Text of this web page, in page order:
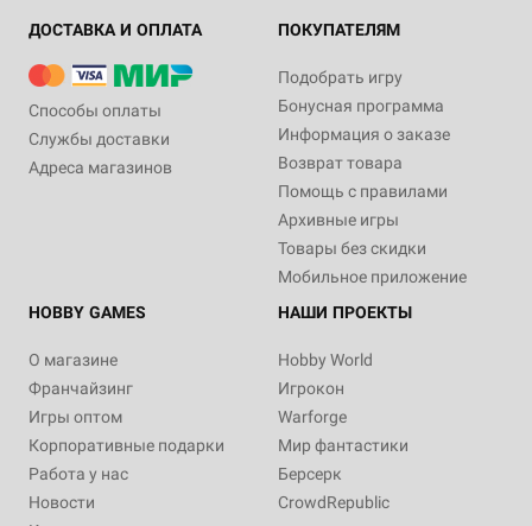
ДОСТАВКА И ОПЛАТА
Способы оплаты
Службы доставки
Адреса магазинов
ПОКУПАТЕЛЯМ
Подобрать игру
Бонусная программа
Информация о заказе
Возврат товара
Помощь с правилами
Архивные игры
Товары без скидки
Мобильное приложение
HOBBY GAMES
О магазине
Франчайзинг
Игры оптом
Корпоративные подарки
Работа у нас
Новости
НАШИ ПРОЕКТЫ
Hobby World
Игрокон
Warforge
Мир фантастики
Берсерк
CrowdRepublic